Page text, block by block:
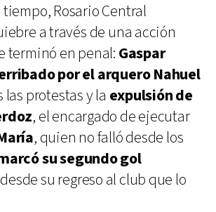
tiempo, Rosario Central
a través de una acción
terminó en penal: Gaspar
por el arquero Nahuel
las protestas y la expulsión de
, el encargado de ejecutar
, quien no falló desde los
su segundo gol
su regreso al club que lo